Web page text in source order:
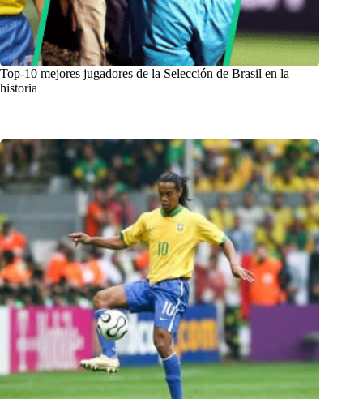
Top-10 mejores jugadores de la Selección de Brasil en la
historia